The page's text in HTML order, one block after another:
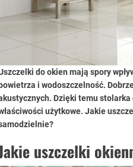
do okien mają spory
i wodoszczelność.
Dzięki temu
użytkowe. Jakie
uszczelki